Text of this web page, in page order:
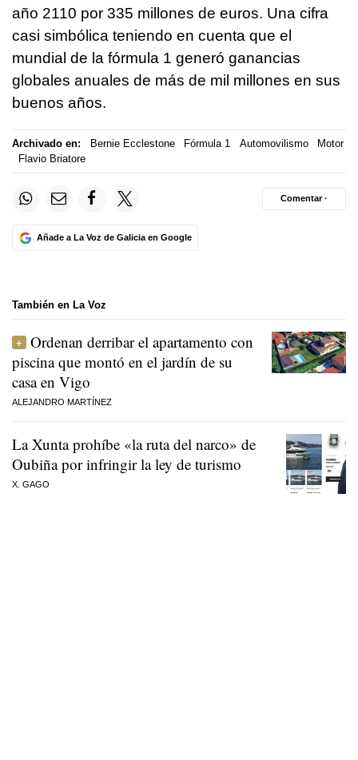
año 2110 por 335 millones de euros. Una cifra
casi simbólica teniendo en cuenta que el
mundial de la fórmula 1 generó ganancias
globales anuales de más de mil millones en sus
buenos años.
Archivado en: Bernie Ecclestone Fórmula 1 Automovilismo
Motor
Flavio Briatore
Añade a La Voz de Galicia en Google
Comentar ·
También en La Voz
Ordenan derribar el apartamento con
piscina que montó en el jardín de su
casa en Vigo
ALEJANDRO MARTÍNEZ
La Xunta prohíbe «la ruta del narco» de
Oubiña por infringir la ley de turismo
X. GAGO